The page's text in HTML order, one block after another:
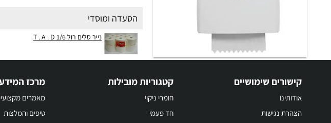
הסעדה ומוסדי
נייר סלים רול 1/6 T . A . D
קישורים שימושיים
אודותינו
הצהרת נגישות
קטגוריות מובילות
חומרי ניקוי
חד פעמי
מרכז
מאמרים
טיפים והמלצות